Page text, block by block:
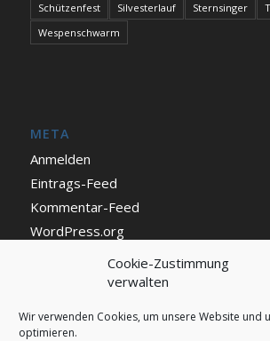
Cookie-Zustimmung
verwalten
Wir verwenden Cookies, um unsere Website und
optimieren.
Schützenfest
Silvesterlauf Sternsinger
Wespenschwarm
META
Anmelden
Eintrags-Feed
Kommentar-Feed
WordPress.org
IMPRESSUM UND DATENSCHUTZ
Impressum